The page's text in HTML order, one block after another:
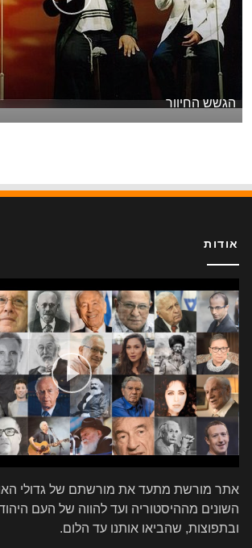
הגשש החיוור
אודות
אתר מורשת מתעד את מורשתם של גדולי
השונים מההיסטוריה ועד להווה של העם
ובתפוצות, שהביאו אותנו עד הלום.